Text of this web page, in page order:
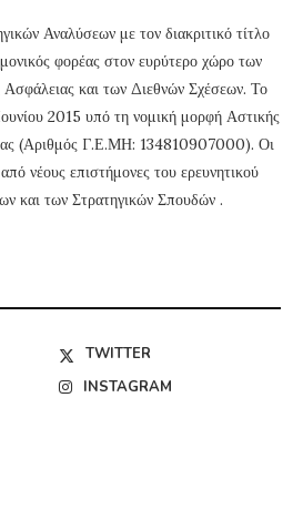
Αναλύσεων με τον διακριτικό τίτλο
φορέας στον ευρύτερο χώρο των
και των Διεθνών Σχέσεων. Το
2015 υπό τη νομική μορφή Αστικής
(Αριθμός Γ.Ε.ΜΗ: 134810907000). Οι
νέους επιστήμονες του ερευνητικού
και των Στρατηγικών Σπουδών .
TWITTER
INSTAGRAM